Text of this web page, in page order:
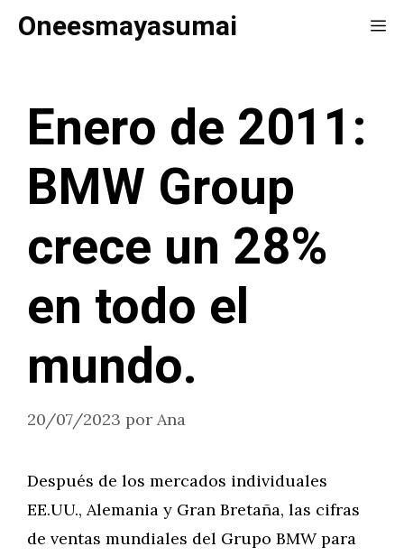
SaltarOneesmayasumai
Enero de 2011:
BMW Group
crece un 28%
en todo el
mundo.
20/07/2023 por Ana
Después de los mercados individuales
EE.UU., Alemania y Gran Bretaña, las cifras
de ventas mundiales del Grupo BMW para